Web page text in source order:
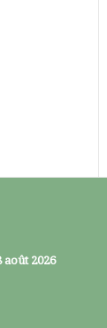
août 2026